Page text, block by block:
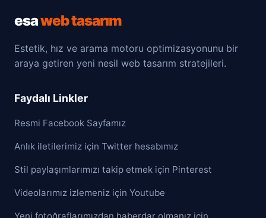
esaweb tasarım
Estetik, hız ve arama motoru optimizasyonunu bir
araya getiren yeni nesil web tasarım stratejileri.
Faydalı Linkler
Resmi Facebook Sayfamız
Anlık iletilerimiz için Twitter hesabımız
Stil paylaşımlarımızı takip etmek için Pinterest
Videolarımız izlemeniz için Youtube